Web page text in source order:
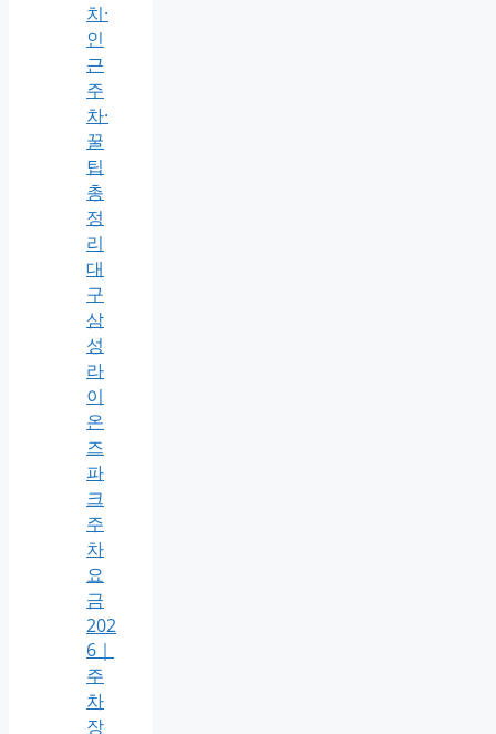
치·
인
근
주
차·
꿀
팁
총
정
리
대
구
삼
성
라
이
온
즈
파
크
주
차
요
금
202
6｜
주
차
장